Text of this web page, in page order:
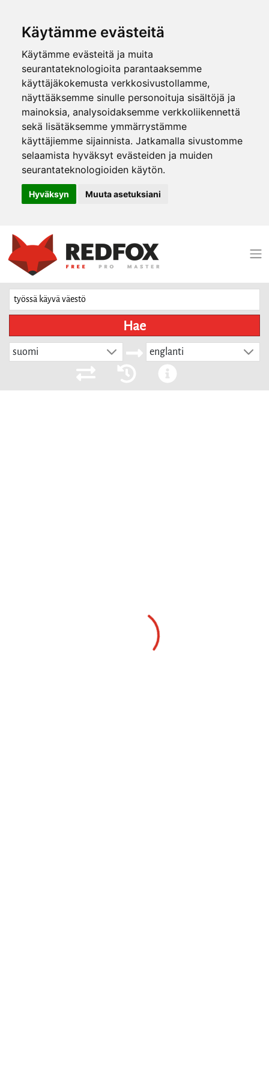
Käytämme evästeitä
Käytämme evästeitä ja muita
seurantateknologioita parantaaksemme
käyttäjäkokemusta verkkosivustollamme,
näyttääksemme sinulle personoituja sisältöjä ja
mainoksia, analysoidaksemme verkkoliikennettä
sekä lisätäksemme ymmärrystämme
käyttäjiemme sijainnista. Jatkamalla sivustomme
selaamista hyväksyt evästeiden ja muiden
seurantateknologioiden käytön.
Hyväksyn Muuta asetuksiani
Hae
suomi englanti